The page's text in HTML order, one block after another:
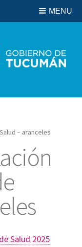
MENU
– aranceles
Salud 2025